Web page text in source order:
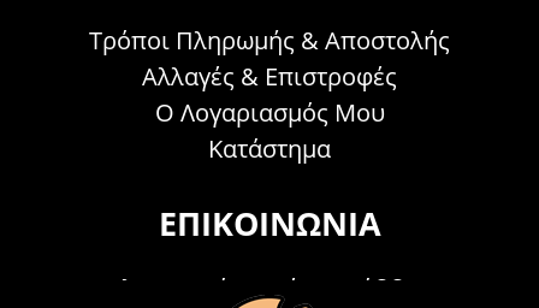
Τρόποι Πληρωμής & Αποστολής
Αλλαγές & Επιστροφές
Ο Λογαριασμός Μου
Κατάστημα
ΕΠΙΚΟΙΝΩΝΊΑ
Τηλεφωνικά Δευτέρα - Σάββατο